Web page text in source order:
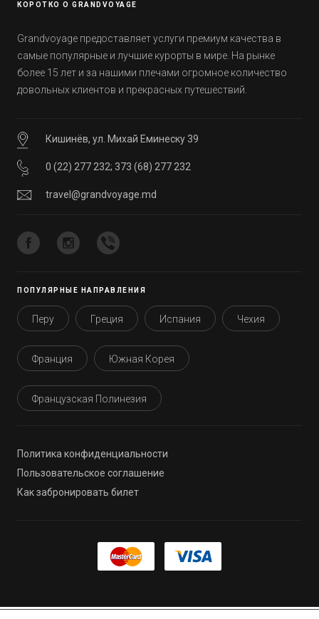
КОРОТКО О GRANDVOYAGE
Grandvoyage предоставляет услуги премиум качества в
самые популярные и лучшие курорты в мире. На рынке
более 15 лет и за нашими плечами огромное количество
довольных клиентов и прекрасных путешествий.
Кишинёв, ул. Михай Еминеску 39
0 (22) 277 232; 373 (68) 277 232
travel@grandvoyage.md
ПОПУЛЯРНЫЕ НАПРАВЛЕНИЯ
Перу Греция Испания Чехия
Франция Южная Корея
Французская Полинезия
Политика конфиденциальности
Пользовательское соглашение
Как забронировать билет